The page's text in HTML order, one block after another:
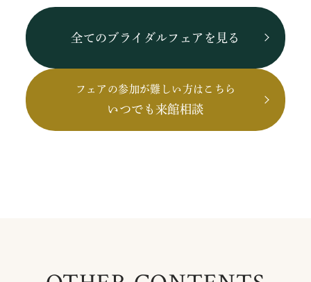
全てのブライダルフェアを見る
フェアの参加が難しい方はこちら
いつでも来館相談